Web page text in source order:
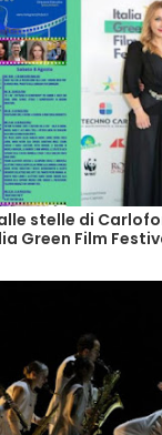
stelle di
Green Film